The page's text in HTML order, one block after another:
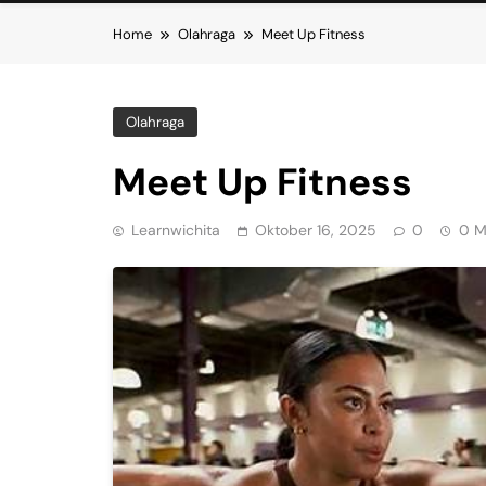
Home Olahraga Meet Up Fitness
Olahraga
Meet Up Fitness
Learnwichita Oktober 16, 2025 0 0